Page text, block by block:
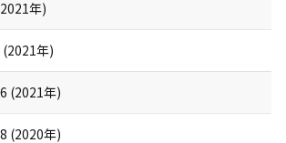
2021年)
(2021年)
(2021年)
(2020年)